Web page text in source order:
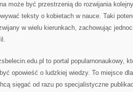
może być przestrzenią do rozwijania
teksty o kobietach w nauce. Taki
w wielu kierunkach, zachowując
to portal popularnonaukowy,
opowieść o ludzkiej wiedzy. To miejsce
sięgać od razu po specjalistyczne